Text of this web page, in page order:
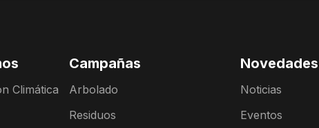
Climática
Campañas
Arbolado
Residuos
Novedades
Noticias
Eventos